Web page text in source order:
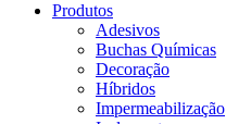
Produtos
Adesivos
Buchas Químicas
Decoração
Híbridos
Impermeabilização